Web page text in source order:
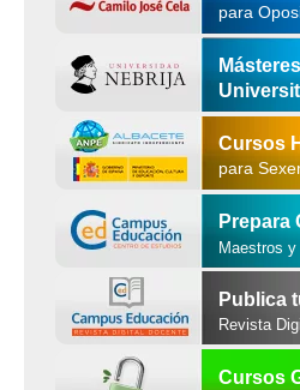
para
Cursos
para
Prepara
Maestros
Publica
Revista
Cursos